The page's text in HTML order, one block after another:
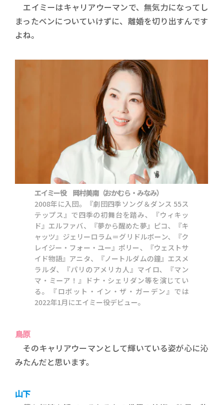
エイミーはキャリアウーマンで、無気力になってし
まったベンについていけずに、離婚を切り出すんです
よね。
エイミー役 岡村美南（おかむら・みなみ）
2008年に入団。『劇団四季ソング＆ダンス 55ス
テップス』で四季の初舞台を踏み、『ウィキッ
ド』エルファバ、『夢から醒めた夢』ピコ、『キ
ャッツ』ジェリーロラム＝グリドルボーン、『ク
レイジー・フォー・ユー』ポリー、『ウェストサ
イド物語』アニタ、『ノートルダムの鐘』エスメ
ラルダ、『パリのアメリカ人』マイロ、『マン
マ・ミーア！』ドナ・シェリダン等を演じてい
る。『ロボット・イン・ザ・ガーデン』では
2022年1月にエイミー役デビュー。
鳥原
そのキャリアウーマンとして輝いている姿が心に沁
みたんだと思います。
山下